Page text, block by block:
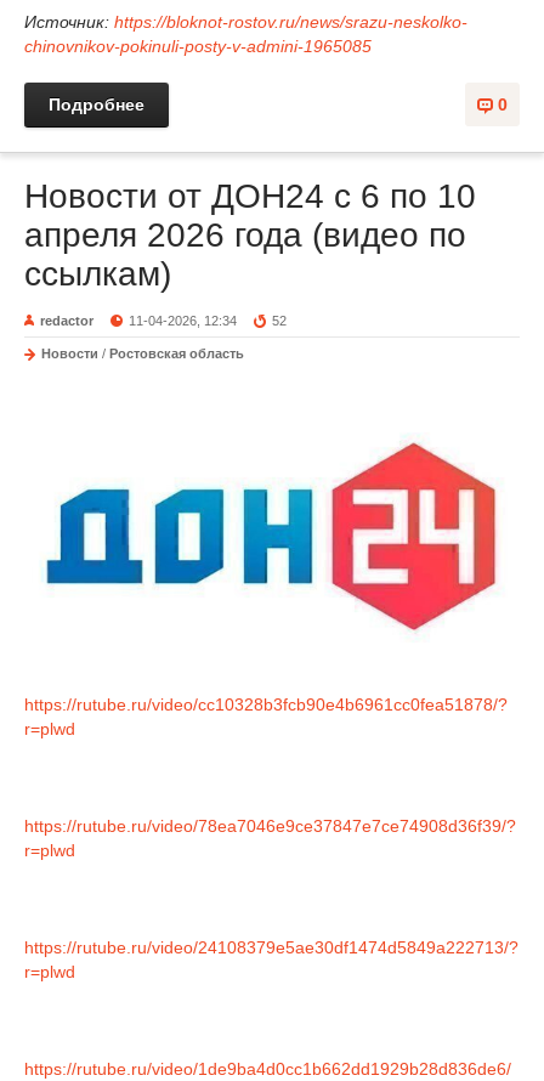
Источник: https://bloknot-rostov.ru/news/srazu-neskolko-
chinovnikov-pokinuli-posty-v-admini-1965085
0
Подробнее
Новости от ДОН24 с 6 по 10
апреля 2026 года (видео по
ссылкам)
redactor 11-04-2026, 12:34 52
Новости / Ростовская область
https://rutube.ru/video/cc10328b3fcb90e4b6961cc0fea51878/?
r=plwd
https://rutube.ru/video/78ea7046e9ce37847e7ce74908d36f39/?
r=plwd
https://rutube.ru/video/24108379e5ae30df1474d5849a222713/?
r=plwd
https://rutube.ru/video/1de9ba4d0cc1b662dd1929b28d836de6/